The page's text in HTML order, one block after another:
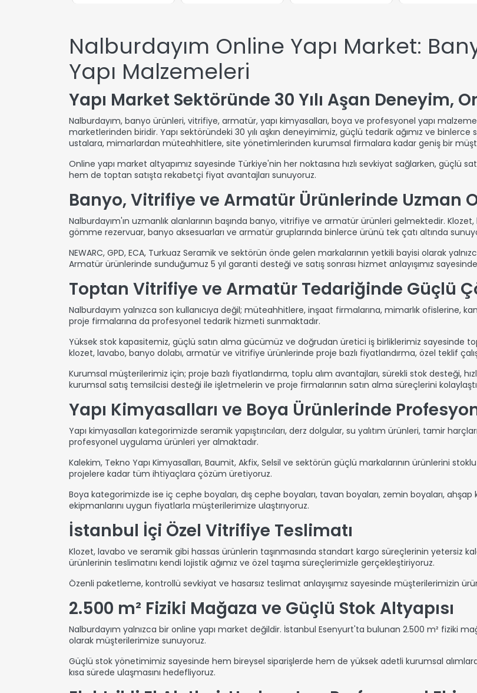
Nalburdayım Online Yapı Market:
Yapı Malzemeleri
Yapı Market Sektöründe 30 Yılı Aşan Deneyim,
Nalburdayım, banyo ürünleri, vitrifiye, armatür, yapı kimyasalları, boya ve profesyonel yapı
marketlerinden biridir. Yapı sektöründeki 30 yılı aşkın deneyimimiz, güçlü tedarik ağımız ve
ustalara, mimarlardan müteahhitlere, site yönetimlerinden kurumsal firmalara kadar geniş bir
Online yapı market altyapımız sayesinde Türkiye'nin her noktasına hızlı sevkiyat sağlarken,
hem de toptan satışta rekabetçi fiyat avantajları sunuyoruz.
Banyo, Vitrifiye ve Armatür Ürünlerinde Uzman
Nalburdayım'ın uzmanlık alanlarının başında banyo, vitrifiye ve armatür ürünleri gelmektedir.
gömme rezervuar, banyo aksesuarları ve armatür gruplarında binlerce ürünü tek çatı altında
NEWARC, GPD, ECA, Turkuaz Seramik ve sektörün önde gelen markalarının yetkili bayisi olarak
Armatür ürünlerinde sunduğumuz 5 yıl garanti desteği ve satış sonrası hizmet anlayışımız
Toptan Vitrifiye ve Armatür Tedariğinde Güçlü
Nalburdayım yalnızca son kullanıcıya değil; müteahhitlere, inşaat firmalarına, mimarlık ofislerine,
proje firmalarına da profesyonel tedarik hizmeti sunmaktadır.
Yüksek stok kapasitemiz, güçlü satın alma gücümüz ve doğrudan üretici iş birliklerimiz sayesinde
klozet, lavabo, banyo dolabı, armatür ve vitrifiye ürünlerinde proje bazlı fiyatlandırma, özel teklif
Kurumsal müşterilerimiz için; proje bazlı fiyatlandırma, toplu alım avantajları, sürekli stok desteği,
kurumsal satış temsilcisi desteği ile işletmelerin ve proje firmalarının satın alma süreçlerini
Yapı Kimyasalları ve Boya Ürünlerinde
Yapı kimyasalları kategorimizde seramik yapıştırıcıları, derz dolgular, su yalıtım ürünleri, tamir
profesyonel uygulama ürünleri yer almaktadır.
Kalekim, Tekno Yapı Kimyasalları, Baumit, Akfix, Selsil ve sektörün güçlü markalarının ürünlerini
projelere kadar tüm ihtiyaçlara çözüm üretiyoruz.
Boya kategorimizde ise iç cephe boyaları, dış cephe boyaları, tavan boyaları, zemin boyaları,
ekipmanlarını uygun fiyatlarla müşterilerimize ulaştırıyoruz.
İstanbul İçi Özel Vitrifiye Teslimatı
Klozet, lavabo ve seramik gibi hassas ürünlerin taşınmasında standart kargo süreçlerinin yetersiz
ürünlerinin teslimatını kendi lojistik ağımız ve özel taşıma süreçlerimizle gerçekleştiriyoruz.
Özenli paketleme, kontrollü sevkiyat ve hasarsız teslimat anlayışımız sayesinde müşterilerimizin
2.500 m² Fiziki Mağaza ve Güçlü Stok Altyapısı
Nalburdayım yalnızca bir online yapı market değildir. İstanbul Esenyurt'ta bulunan 2.500 m² fiziki
olarak müşterilerimize sunuyoruz.
Güçlü stok yönetimimiz sayesinde hem bireysel siparişlerde hem de yüksek adetli kurumsal
kısa sürede ulaşmasını hedefliyoruz.